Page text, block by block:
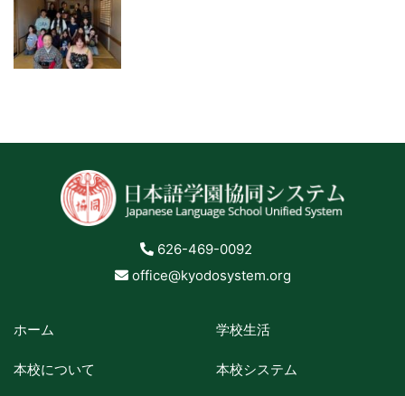
626-469-0092
office@kyodosystem.org
ホーム
本校について
学校生活
本校システム